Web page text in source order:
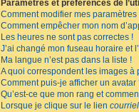
Paramètres et préférences de
Comment modifier mes paramètres
Comment empêcher mon nom
Les heures ne sont pas correctes !
J’ai changé mon fuseau horaire et
Ma langue n’est pas dans la liste !
A quoi correspondent les images à
Comment puis-je afficher un avatar
Qu’est-ce que mon rang et
Lorsque je clique sur le lien courriel